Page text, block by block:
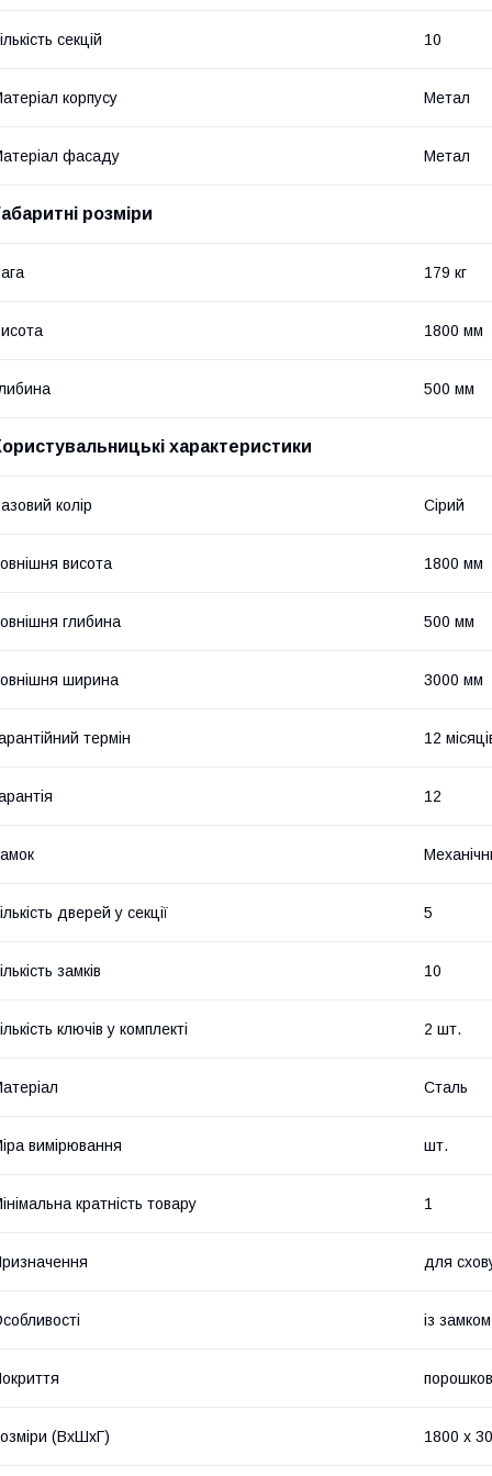
секцій 10
корпусу Метал
фасаду Метал
розміри
179 кг
1800 мм
500 мм
характеристики
колір Сірий
висота 1800 мм
глибина 500 мм
ширина 3000 мм
термін 12
12
дверей у секції 5
замків 10
ключів у комплекті 2 шт.
Сталь
вимірювання шт.
кратність товару 1
для
із замком
(ВхШхГ) 1800 х